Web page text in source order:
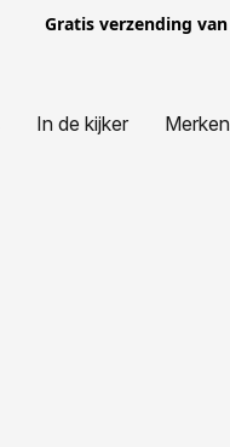
Gratis verzending
In de kijker Merken